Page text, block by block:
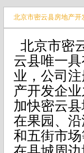
北京市密云县房地产开
北京市密
云县唯一
业，公司
产开发企
加快密云
在果园、
和五街市